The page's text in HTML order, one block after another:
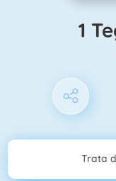
1
Trata